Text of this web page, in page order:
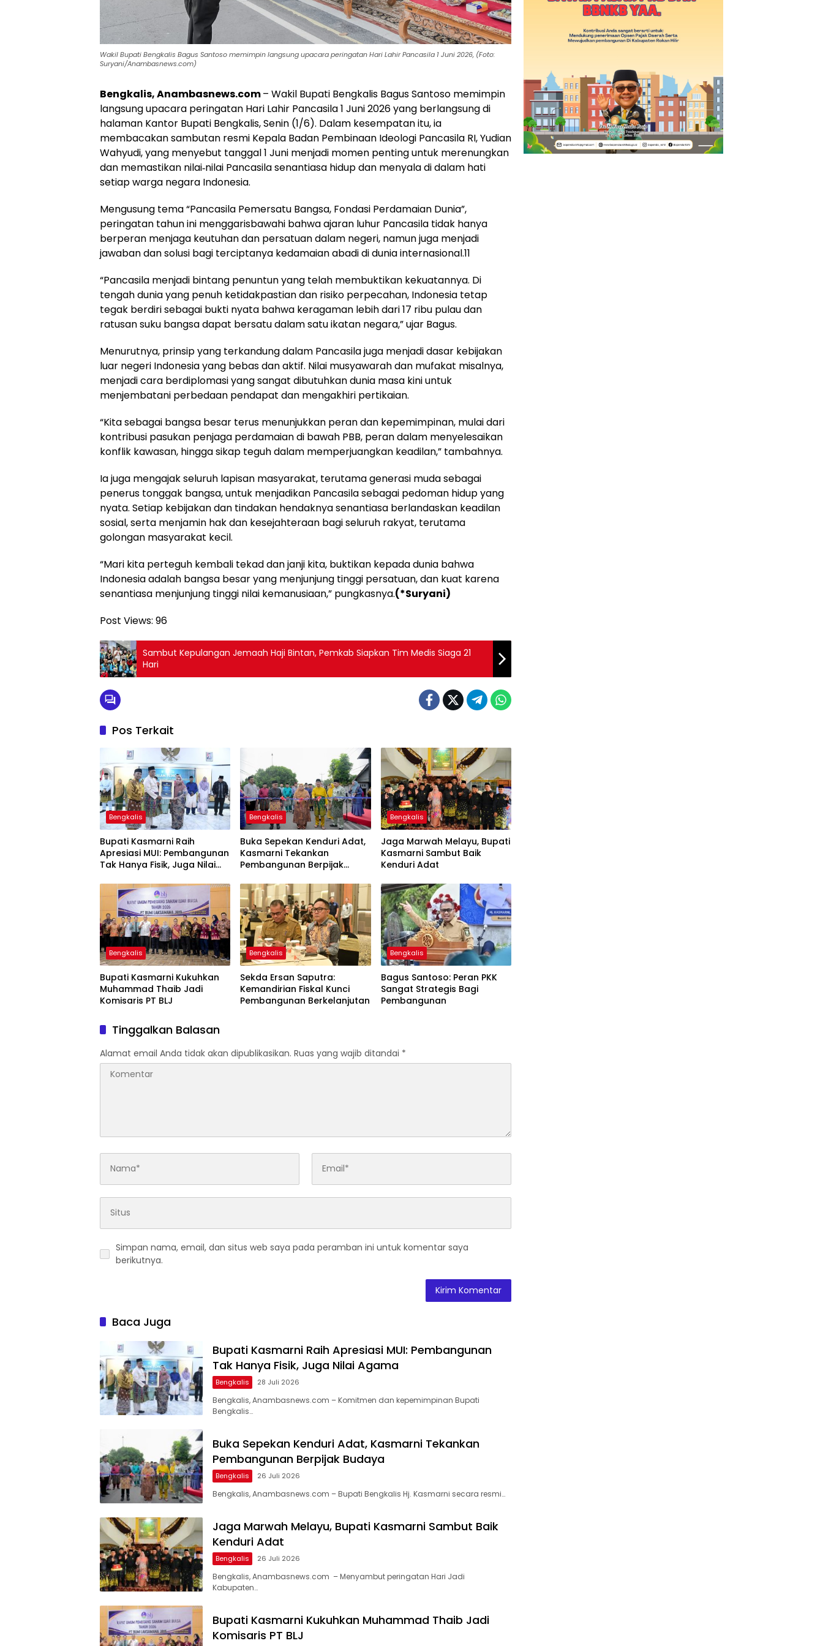
‎Wakil Bupati Bengkalis Bagus Santoso memimpin langsung upacara peringatan Hari Lahir Pancasila 1 Juni 2026, (Foto:
Suryani/Anambasnews.com)
Bengkalis, Anambasnews.com– Wakil Bupati Bengkalis Bagus Santoso memimpin
langsung upacara peringatan Hari Lahir Pancasila 1 Juni 2026 yang berlangsung di
halaman Kantor Bupati Bengkalis, Senin (1/6). Dalam kesempatan itu, ia
membacakan sambutan resmi Kepala Badan Pembinaan Ideologi Pancasila RI, Yudian
Wahyudi, yang menyebut tanggal 1 Juni menjadi momen penting untuk merenungkan
dan memastikan nilai‑nilai Pancasila senantiasa hidup dan menyala di dalam hati
setiap warga negara Indonesia.
Mengusung tema “Pancasila Pemersatu Bangsa, Fondasi Perdamaian Dunia”,
peringatan tahun ini menggarisbawahi bahwa ajaran luhur Pancasila tidak hanya
berperan menjaga keutuhan dan persatuan dalam negeri, namun juga menjadi
jawaban dan solusi bagi terciptanya kedamaian abadi di dunia internasional.11
“Pancasila menjadi bintang penuntun yang telah membuktikan kekuatannya. Di
tengah dunia yang penuh ketidakpastian dan risiko perpecahan, Indonesia tetap
tegak berdiri sebagai bukti nyata bahwa keragaman lebih dari 17 ribu pulau dan
ratusan suku bangsa dapat bersatu dalam satu ikatan negara,” ujar Bagus.
Menurutnya, prinsip yang terkandung dalam Pancasila juga menjadi dasar kebijakan
luar negeri Indonesia yang bebas dan aktif. Nilai musyawarah dan mufakat misalnya,
menjadi cara berdiplomasi yang sangat dibutuhkan dunia masa kini untuk
menjembatani perbedaan pendapat dan mengakhiri pertikaian.
“Kita sebagai bangsa besar terus menunjukkan peran dan kepemimpinan, mulai dari
kontribusi pasukan penjaga perdamaian di bawah PBB, peran dalam menyelesaikan
konflik kawasan, hingga sikap teguh dalam memperjuangkan keadilan,” tambahnya.
Ia juga mengajak seluruh lapisan masyarakat, terutama generasi muda sebagai
penerus tonggak bangsa, untuk menjadikan Pancasila sebagai pedoman hidup yang
nyata. Setiap kebijakan dan tindakan hendaknya senantiasa berlandaskan keadilan
sosial, serta menjamin hak dan kesejahteraan bagi seluruh rakyat, terutama
golongan masyarakat kecil.
“Mari kita perteguh kembali tekad dan janji kita, buktikan kepada dunia bahwa
Indonesia adalah bangsa besar yang menjunjung tinggi persatuan, dan kuat karena
senantiasa menjunjung tinggi nilai kemanusiaan,” pungkasnya.(*Suryani)
Post Views: 96
Sambut Kepulangan Jemaah Haji Bintan, Pemkab Siapkan Tim Medis Siaga 21
Hari
Pos Terkait
Bengkalis
Bupati Kasmarni Raih
Apresiasi MUI: Pembangunan
Tak Hanya Fisik, Juga Nilai
Bengkalis
Buka Sepekan Kenduri Adat,
Kasmarni Tekankan
Pembangunan Berpijak
Bengkalis
Jaga Marwah Melayu, Bupati
Kasmarni Sambut Baik
Kenduri Adat
Bengkalis
Bupati Kasmarni Kukuhkan
Muhammad Thaib Jadi
Komisaris PT BLJ
Bengkalis
Sekda Ersan Saputra:
Kemandirian Fiskal Kunci
Pembangunan Berkelanjutan
Bengkalis
Bagus Santoso: Peran PKK
Sangat Strategis Bagi
Pembangunan
Tinggalkan Balasan
Alamat email Anda tidak akan dipublikasikan. Ruas yang wajib ditandai *
Simpan nama, email, dan situs web saya pada peramban ini untuk komentar saya
berikutnya.
Baca Juga
Bupati Kasmarni Raih Apresiasi MUI: Pembangunan
Tak Hanya Fisik, Juga Nilai Agama
Bengkalis 28 Juli 2026
Bengkalis, Anambasnews.com – Komitmen dan kepemimpinan Bupati
Bengkalis…
Buka Sepekan Kenduri Adat, Kasmarni Tekankan
Pembangunan Berpijak Budaya
Bengkalis 26 Juli 2026
Bengkalis, Anambasnews.com – Bupati Bengkalis Hj. Kasmarni secara resmi…
Jaga Marwah Melayu, Bupati Kasmarni Sambut Baik
Kenduri Adat
Bengkalis 26 Juli 2026
Bengkalis, Anambasnews.com – Menyambut peringatan Hari Jadi
Kabupaten…
Bupati Kasmarni Kukuhkan Muhammad Thaib Jadi
Komisaris PT BLJ